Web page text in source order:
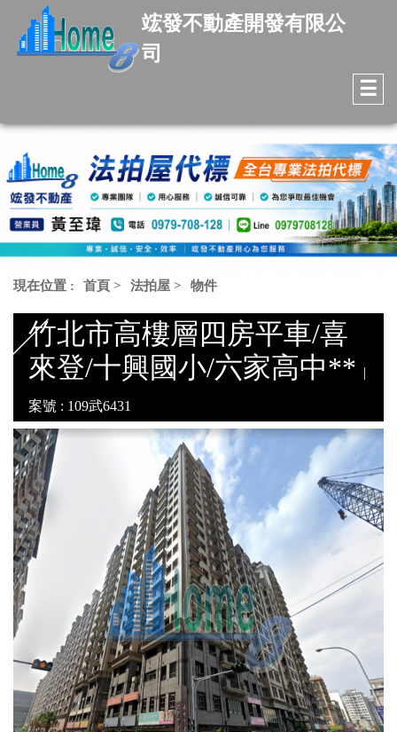
竤發不動產開發有限公
司
☰
現在位置 : 首頁 > 法拍屋 > 物件
竹北市高樓層四房平車/喜
來登/十興國小/六家高中** |
案號 : 109武6431